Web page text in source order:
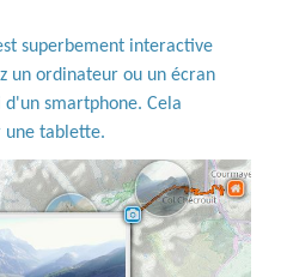
superbement interactive
un ordinateur ou un écran
smartphone. Cela
une tablette.